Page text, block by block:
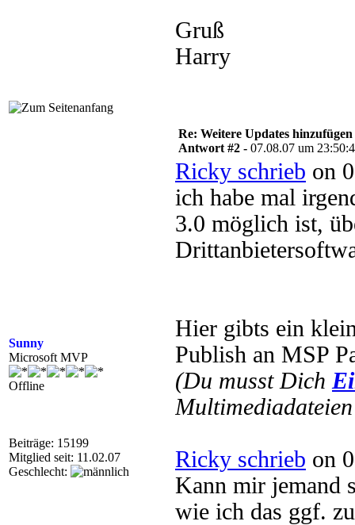
Gruß
Harry
Sunny
Microsoft MVP
Offline
Beiträge: 15199
Mitglied seit: 11.02.07
Geschlecht:
Re: Weitere Updates hinzufügen
Antwort #2 - 07.08.07 um
Ricky schrieb on
ich habe mal
3.0 möglich ist,
Hier gibts ein
Publish an MSP
(Du musst Dich
Ricky schrieb on
Kann mir jemand
wie ich das ggf.